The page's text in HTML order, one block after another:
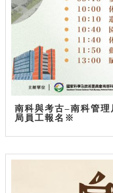
南科與考古–南科管
局員工報名※